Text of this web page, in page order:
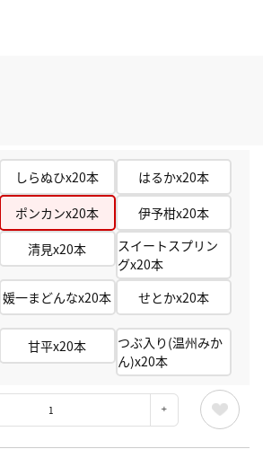
しらぬひx20本
はるかx20本
ポンカンx20本
伊予柑x20本
清見x20本
スイートスプリン
グx20本
媛一まどんなx20本 せとかx20本
甘平x20本
つぶ入り(温州みか
ん)x20本